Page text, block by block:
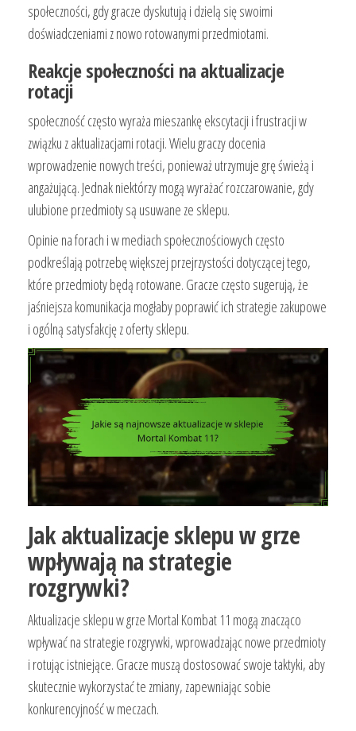
społeczności, gdy gracze dyskutują i dzielą się swoimi
doświadczeniami z nowo rotowanymi przedmiotami.
Reakcje społeczności na aktualizacje
rotacji
społeczność często wyraża mieszankę ekscytacji i frustracji w
związku z aktualizacjami rotacji. Wielu graczy docenia
wprowadzenie nowych treści, ponieważ utrzymuje grę świeżą i
angażującą. Jednak niektórzy mogą wyrażać rozczarowanie, gdy
ulubione przedmioty są usuwane ze sklepu.
Opinie na forach i w mediach społecznościowych często
podkreślają potrzebę większej przejrzystości dotyczącej tego,
które przedmioty będą rotowane. Gracze często sugerują, że
jaśniejsza komunikacja mogłaby poprawić ich strategie zakupowe
i ogólną satysfakcję z oferty sklepu.
Jak aktualizacje sklepu w grze
wpływają na strategie
rozgrywki?
Aktualizacje sklepu w grze Mortal Kombat 11 mogą znacząco
wpływać na strategie rozgrywki, wprowadzając nowe przedmioty
i rotując istniejące. Gracze muszą dostosować swoje taktyki, aby
skutecznie wykorzystać te zmiany, zapewniając sobie
konkurencyjność w meczach.